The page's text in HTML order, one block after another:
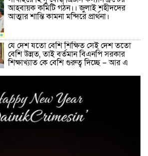
আহবায়ক কমিটি গঠন।। জুলাই শহীদদের
আত্মার শান্তি কামনা মন্দিরে প্রার্থনা।
যে দেশ যতো বেশি শিক্ষিত সেই দেশ ততো
বেশি উন্নত, তাই বর্তমান বিএনপি সরকার
শিক্ষাখ্যাত কে বেশি গুরুত্ব দিচ্ছে – আর এ
সাগর
লাখাইয়ে নানা আয়োজনে ‘জুলাই গণঅভ্যুত্থান
দিবস-২০২৬ পালিত